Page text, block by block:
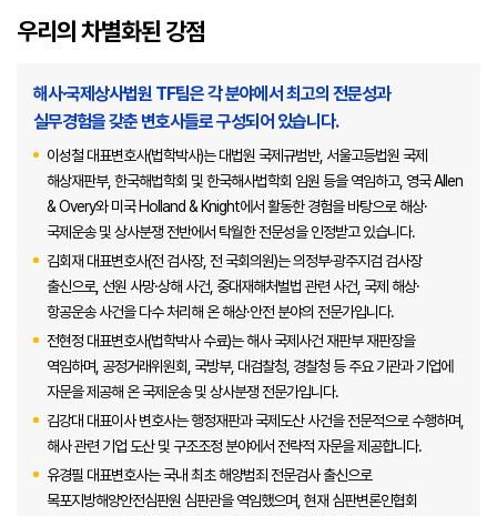
우리의 차별화된 강점
해사·국제상사법원 TF팀은 각 분야에서 최고의 전문성과
실무경험을 갖춘 변호사들로 구성되어 있습니다.
이성철 대표변호사(법학박사)는 대법원 국제규범반, 서울고등법원 국제
해상재판부, 한국해법학회 및 한국해사법학회 임원 등을 역임하고, 영국 Allen
& Overy와 미국 Holland & Knight에서 활동한 경험을 바탕으로 해상·
국제운송 및 상사분쟁 전반에서 탁월한 전문성을 인정받고 있습니다.
김회재 대표변호사(전 검사장, 전 국회의원)는 의정부·광주지검 검사장
출신으로, 선원 사망·상해 사건, 중대재해처벌법 관련 사건, 국제 해상·
항공운송 사건을 다수 처리해 온 해상·안전 분야의 전문가입니다.
전현정 대표변호사(법학박사 수료)는 해사 국제사건 재판부 재판장을
역임하며, 공정거래위원회, 국방부, 대검찰청, 경찰청 등 주요 기관과 기업에
자문을 제공해 온 국제운송 및 상사분쟁 전문가입니다.
김강대 대표이사 변호사는 행정재판과 국제도산 사건을 전문적으로 수행하며,
해사 관련 기업 도산 및 구조조정 분야에서 전략적 자문을 제공합니다.
유경필 대표변호사는 국내 최초 해양범죄 전문검사 출신으로
목포지방해양안전심판원 심판관을 역임했으며, 현재 심판변론인협회